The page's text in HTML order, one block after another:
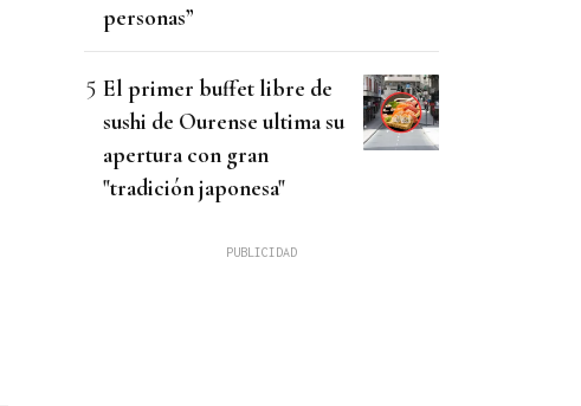
personas”
El primer buffet libre de
sushi de Ourense ultima su
apertura con gran
"tradición japonesa"